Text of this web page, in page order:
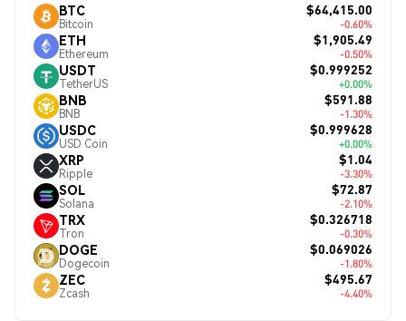
BTC
Bitcoin
$64,415.00
-0.60%
ETH
Ethereum
$1,905.49
-0.50%
USDT
TetherUS
$0.999252
+0.00%
BNB
BNB
$591.88
-1.30%
USDC
USD Coin
$0.999628
+0.00%
XRP
Ripple
$1.04
-3.30%
SOL
Solana
$72.87
-2.10%
TRX
Tron
$0.326718
-0.30%
DOGE
Dogecoin
$0.069026
-1.80%
ZEC
Zcash
$495.67
-4.40%